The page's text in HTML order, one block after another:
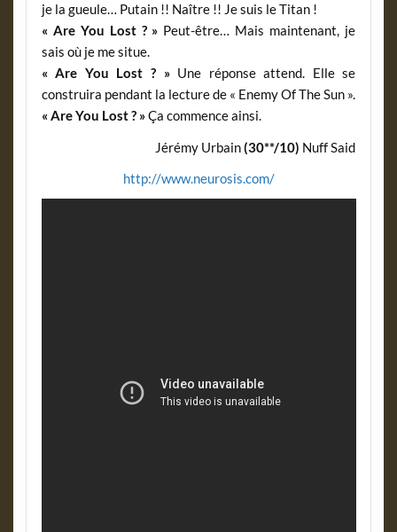
je la gueule… Putain !! Naître !! Je suis le Titan !
« Are You Lost ? » Peut-être… Mais maintenant, je
sais où je me situe.
« Are You Lost ? »Une réponse attend. Elle se
construira pendant la lecture de « Enemy Of The Sun ».
« Are You Lost ? »Ça commence ainsi.
Jérémy Urbain(30**/10) Nuff Said
http://www.neurosis.com/